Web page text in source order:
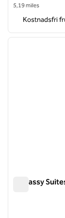
5,19 miles
Kostnadsfri
1 av 12
Embassy